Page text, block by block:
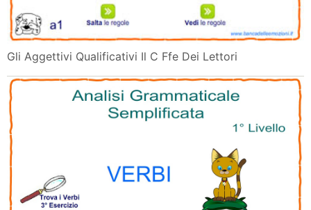
Gli Aggettivi Qualificativi Il C Ffe Dei Lettori